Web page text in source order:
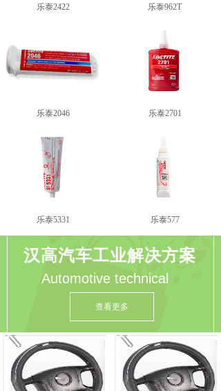
乐泰2422 乐泰962T
乐泰2046 乐泰2701
乐泰5331 乐泰577
汉高汽车工业解决方案
Automotive technical
查看更多